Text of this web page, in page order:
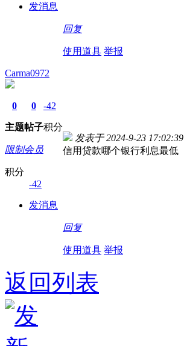
发消息
回复
使用道具 举报
Carma0972
0
主题
0
帖子
-42
积分
限制会员
积分
-42
发消息
发表于 2024-9-23 17:02:39
信用贷款哪个银行利息最低
回复
使用道具 举报
返回列表